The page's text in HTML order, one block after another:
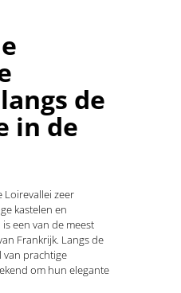
de
in de
Loirevallei zeer
kastelen en
een van de meest
Frankrijk. Langs de
van prachtige
om hun elegante